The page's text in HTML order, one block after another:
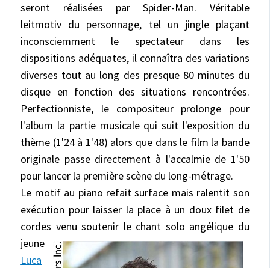
seront réalisées par Spider-Man. Véritable
leitmotiv du personnage, tel un jingle plaçant
inconsciemment le spectateur dans les
dispositions adéquates, il connaîtra des variations
diverses tout au long des presque 80 minutes du
disque en fonction des situations rencontrées.
Perfectionniste, le compositeur prolonge pour
l'album la partie musicale qui suit l'exposition du
thème (1'24 à 1'48) alors que dans le film la bande
originale passe directement à l'accalmie de 1'50
pour lancer la première scène du long-métrage.
Le motif au piano refait surface mais ralentit son
exécution pour laisser la place à un doux filet de
cordes venu soutenir le chant solo angélique du
jeune
Luca